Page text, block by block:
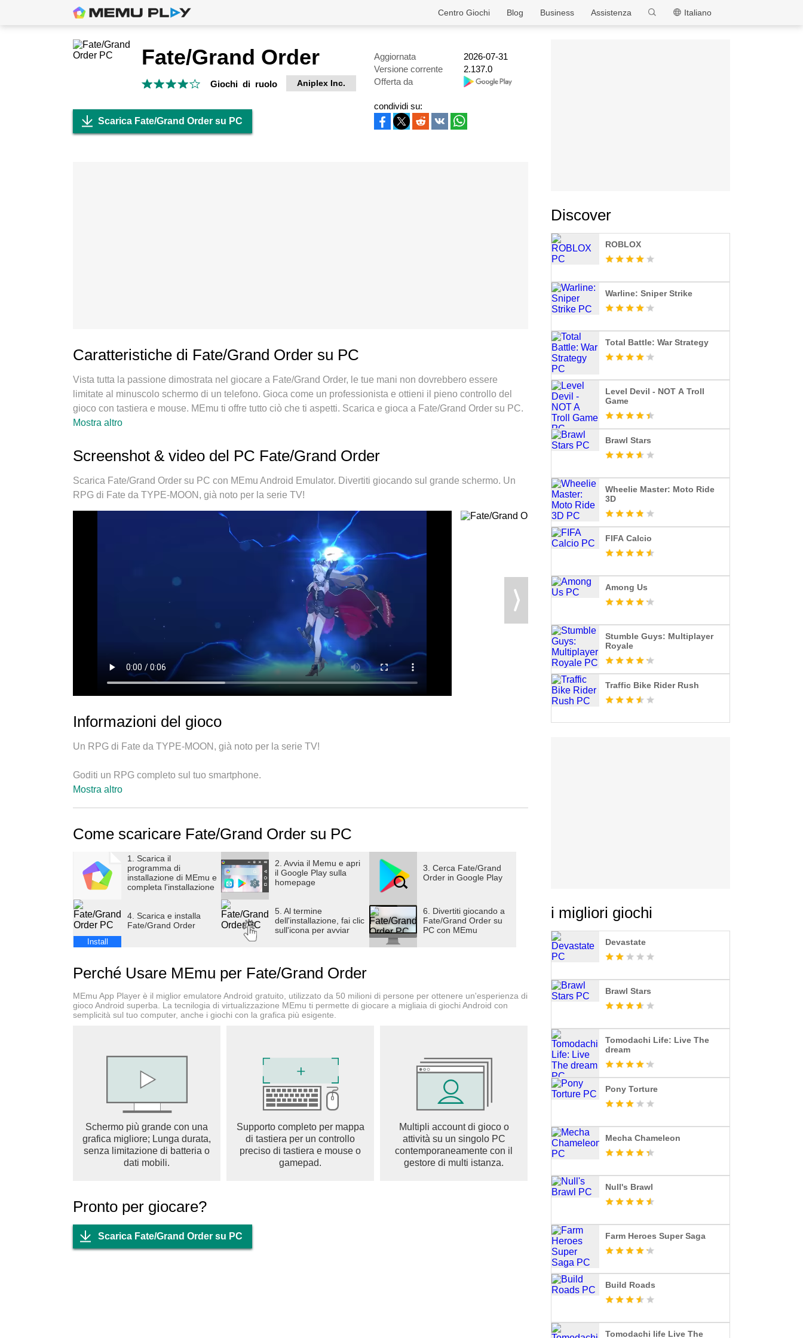
MEmu
Italiano
Assistenza
Business
Blog
Centro Giochi
Fate/Grand Order
Giochi di ruolo Aniplex Inc.
Aggiornata
2026-07-31
Versione corrente
2.137.0
Offerta da
Scarica Fate/Grand Order su PC
condividi su:
Caratteristiche di Fate/Grand Order su PC
Vista tutta la passione dimostrata nel giocare a Fate/Grand Order, le tue mani non dovrebbero essere
limitate al minuscolo schermo di un telefono. Gioca come un professionista e ottieni il pieno controllo del
gioco con tastiera e mouse. MEmu ti offre tutto ciò che ti aspetti. Scarica e gioca a Fate/Grand Order su PC.
Gioca quanto vuoi, niente più limitazioni di batteria, dati mobili e chiamate inquietanti. Il nuovissimo MEmu 9
squisito sistema di mappatura dei tasti preimpostati rende Fate/Grand Order un vero e proprio gioco per PC.
cosa più importante, il nostro esclusivo motore di emulazione può liberare tutto il potenziale del tuo PC,
rendendo tutto fluido.
Mostra altro
Screenshot & video del PC Fate/Grand Order
Scarica Fate/Grand Order su PC con MEmu Android Emulator. Divertiti giocando sul grande schermo. Un
RPG di Fate da TYPE-MOON, già noto per la serie TV!
Informazioni del gioco
Un RPG di Fate da TYPE-MOON, già noto per la serie TV!
Goditi un RPG completo sul tuo smartphone.
Oltre alla storia principale, sono presenti storie individuali dei personaggi, garantendo la piena
[Sinossi]
Anno 2015 d.C.
Chaldea, che osserva il futuro della Terra, ha confermato che la storia umana dal 2017 in poi è collassata.
preavviso.
Perché? Come? Chi? Come?
Una "regione inosservabile" precedentemente inesistente è apparsa in questo luogo.
Chaldea ipotizzò che questa fosse la causa dell'estinzione dell'umanità e decise di condurre il sesto
esperimento, che era ancora in fase sperimentale.
L'esperimento consisteva nel viaggio nel tempo verso il passato.
Un rituale proibito che prevede la trasformazione degli esseri umani in particelle spirituali, il loro invio nel
Il suo nome è Comando Guardiano dell'Ordine Umano, Grande Ordine.
È il nome collettivo di coloro che combattono contro il destino, affrontando la storia umana per proteggere
l'umanità.
Mostra altro
Come scaricare Fate/Grand Order su PC
1. Scarica il
programma di
installazione di MEmu e
completa l'installazione
2. Avvia il Memu e apri
il Google Play sulla
homepage
3. Cerca Fate/Grand
Order in Google Play
Install
4. Scarica e installa
Fate/Grand Order
5. Al termine
dell'installazione, fai clic
sull'icona per avviar
6. Divertiti giocando a
Fate/Grand Order su
PC con MEmu
Perché Usare MEmu per Fate/Grand Order
MEmu App Player è il miglior emulatore Android gratuito, utilizzato da 50 milioni di persone per ottenere un'esperienza di
gioco Android superba. La tecnilogia di virtualizzazione MEmu ti permette di giocare a migliaia di giochi Android con
semplicità sul tuo computer, anche i giochi con la grafica più esigente.
Schermo più grande con una
grafica migliore; Lunga durata,
senza limitazione di batteria o
dati mobili.
Supporto completo per mappa
di tastiera per un controllo
preciso di tastiera e mouse o
gamepad.
Multipli account di gioco o
attività su un singolo PC
contemporaneamente con il
gestore di multi istanza.
Pronto per giocare?
Scarica Fate/Grand Order su PC
Discover
ROBLOX
Warline: Sniper Strike
Total Battle: War Strategy
Level Devil - NOT A Troll
Game
Brawl Stars
Wheelie Master: Moto Ride
3D
FIFA Calcio
Among Us
Stumble Guys: Multiplayer
Royale
Traffic Bike Rider Rush
i migliori giochi
Devastate
Brawl Stars
Tomodachi Life: Live The
dream
Pony Torture
Mecha Chameleon
Null's Brawl
Farm Heroes Super Saga
Build Roads
Tomodachi life Live The